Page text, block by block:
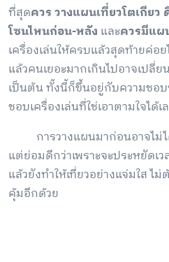
ที่สุดควร วางแผนเที่ยวโตเกีย
โซนไหนก่อน-หลัง และควรมีแผ
เครื่องเล่นให้ครบแล้วสุดท้ายค่อ
แล้วคนเยอะมากเกินไปอาจเปลี่
เป็นต้น ทั้งนี้ก็ขึ้นอยู่กับความชอ
ชอบเครื่องเล่นที่ใช่เอาตามใจได้เ
การวางแผนมาก่อนอาจไม่ไ
แต่ย่อมดีกว่าเพราะจะประหยัดเ
แล้วยังทำให้เที่ยวอย่างแจ่มใส ไ
คุ้มอีกด้วย